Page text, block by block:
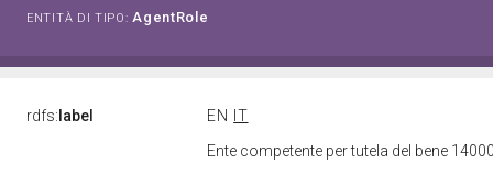
ENTITÀ DI TIPO: AgentRole
rdfs: label EN
IT
Ente competente per tutela del bene